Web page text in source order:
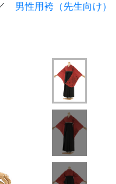
男性用袴（先生向け）